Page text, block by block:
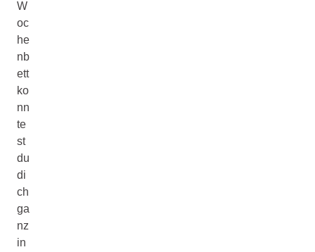
W
oc
he
nb
ett
ko
nn
te
st
du
di
ch
ga
nz
in